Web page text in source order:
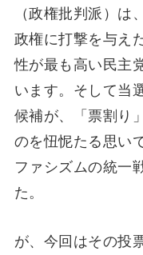
（政権批判派）
政権に打撃を与え
性が最も高い民主
います。そして当
候補が、「票割り
のを忸怩たる思い
ファシズムの統一
た。
が、今回はその投